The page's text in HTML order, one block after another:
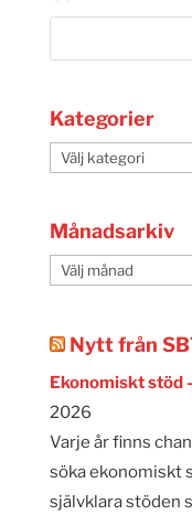
Kategorier
Kategorier
Månadsarkiv
Månadsarkiv
Nytt från
Ekonomiskt stöd
2026
Varje år finns
söka ekonomiskt
självklara stöden